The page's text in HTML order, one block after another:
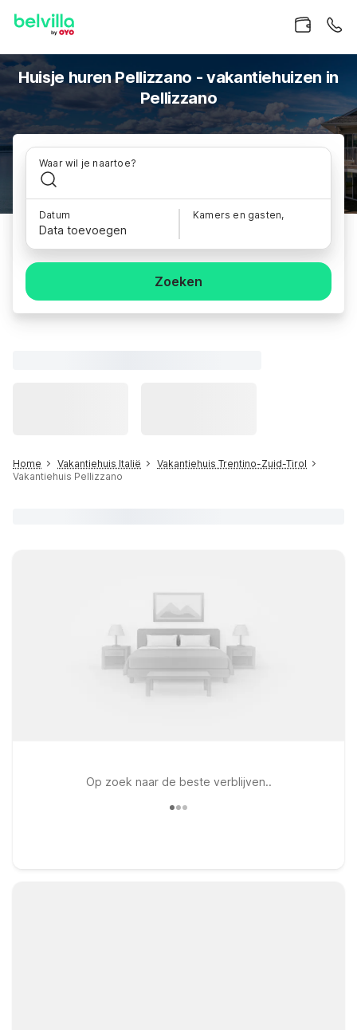
Huisje huren Pellizzano - vakantiehuizen in
Pellizzano
Waar wil je naartoe?
Datum
Data toevoegen
Kamers en gasten,
Zoeken
Home Vakantiehuis Italië
Vakantiehuis Trentino-Zuid-Tirol
Vakantiehuis Pellizzano
Op zoek naar de beste verblijven..